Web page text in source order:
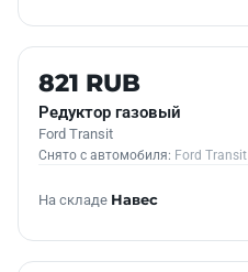
Б/У В НАЛИЧИИ
821 RUB
Редуктор газовый
Ford Transit
Снято с автомобиля: Ford Transit
На складе Навес